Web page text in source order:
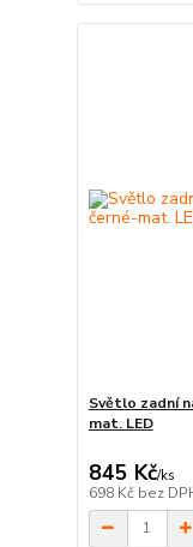
Světlo zadní
mat. LED
845 Kč/ks
698 Kč bez